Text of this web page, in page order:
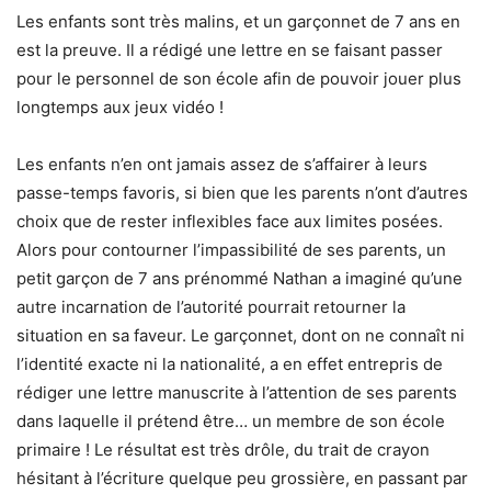
Les enfants sont très malins, et un garçonnet de 7 ans en
est la preuve. Il a rédigé une lettre en se faisant passer
pour le personnel de son école afin de pouvoir jouer plus
longtemps aux jeux vidéo !
Les enfants n’en ont jamais assez de s’affairer à leurs
passe-temps favoris, si bien que les parents n’ont d’autres
choix que de rester inflexibles face aux limites posées.
Alors pour contourner l’impassibilité de ses parents, un
petit garçon de 7 ans prénommé Nathan a imaginé qu’une
autre incarnation de l’autorité pourrait retourner la
situation en sa faveur. Le garçonnet, dont on ne connaît ni
l’identité exacte ni la nationalité, a en effet entrepris de
rédiger une lettre manuscrite à l’attention de ses parents
dans laquelle il prétend être… un membre de son école
primaire ! Le résultat est très drôle, du trait de crayon
hésitant à l’écriture quelque peu grossière, en passant par